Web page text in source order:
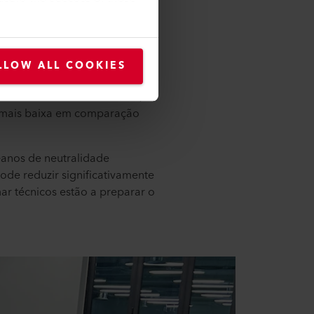
ALL COOKIES
recicláveis, mais leves
e a eficiência de
incrustantes. No entanto, o
baixa em comparação
de neutralidade
reduzir significativamente
técnicos estão a preparar o